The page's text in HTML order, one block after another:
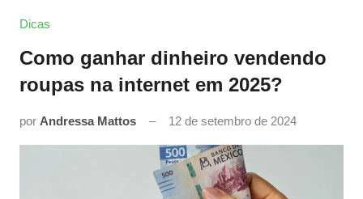
Dicas
Como ganhar dinheiro vendendo
roupas na internet em 2025?
por Andressa Mattos 12 de setembro de 2024